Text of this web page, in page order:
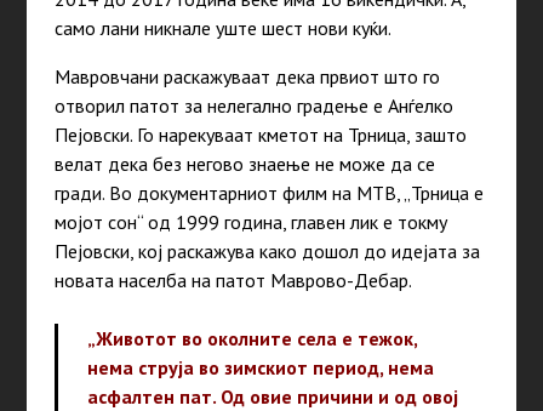
само лани никнале уште шест нови куќи.
Мавровчани раскажуваат дека првиот што го
отворил патот за нелегално градење е Анѓелко
Пејовски. Го нарекуваат кметот на Трница, зашто
велат дека без негово знаење не може да се
гради. Во документарниот филм на МТВ, „Трница е
мојот сон“ од 1999 година, главен лик е токму
Пејовски, кој раскажува како дошол до идејата за
новата населба на патот Маврово-Дебар.
„Животот во околните села е тежок,
нема струја во зимскиот период, нема
асфалтен пат. Од овие причини и од овој